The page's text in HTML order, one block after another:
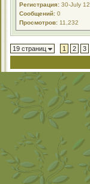
Регистрация: 30-July 12
Сообщений: 0
Просмотров: 11,232
19 страниц 1 2 3